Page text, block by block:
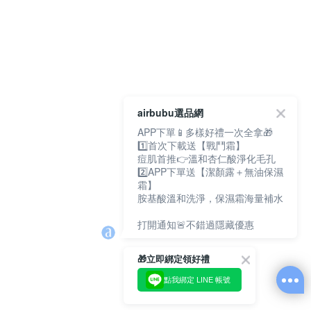
airbubu選品網
APP下單📱多樣好禮一次全拿🎁
1️⃣首次下載送【戰鬥霜】
痘肌首推👉溫和杏仁酸淨化毛孔
2️⃣APP下單送【潔顏露＋無油保濕
霜】
胺基酸溫和洗淨，保濕霜海量補水
打開通知🚨不錯過隱藏優惠
🎁立即綁定領好禮
點我綁定 LINE 帳號